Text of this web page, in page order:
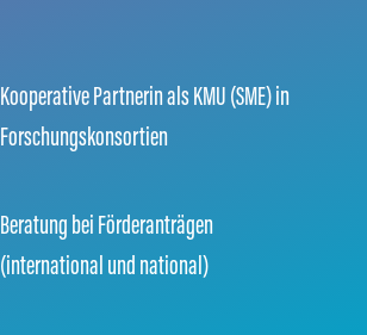
Kooperative Partnerin als KMU (SME) in
Forschungskonsortien
Beratung bei Förderanträgen
(international und national)